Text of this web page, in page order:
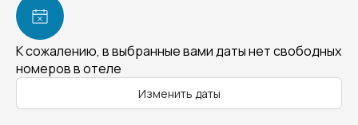
К сожалению, в выбранные вами даты нет свободных
номеров в отеле
Изменить даты